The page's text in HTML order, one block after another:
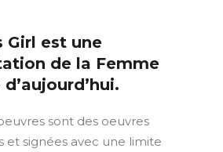
Girl est une
de la Femme
sont des oeuvres
et signées avec une limite